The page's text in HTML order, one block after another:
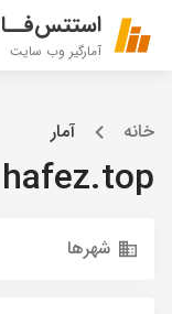
استتس‌فــا
آمارگیر وب سایت
خانه آمار
hafez.top
شهرها